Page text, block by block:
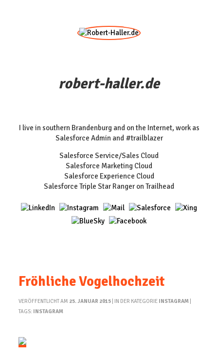
robert-haller.de
I live in southern Brandenburg and on the Internet, work as
Salesforce Admin and #trailblazer
Salesforce Service/Sales Cloud
Salesforce Marketing Cloud
Salesforce Experience Cloud
Salesforce Triple Star Ranger on Trailhead
Fröhliche Vogelhochzeit
VERÖFFENTLICHT AM 25. JANUAR 2015 | IN DER KATEGORIE INSTAGRAM
TAGS: INSTAGRAM